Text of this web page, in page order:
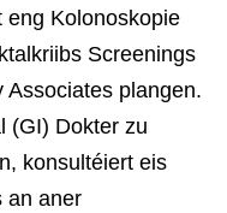
eng Kolonoskopie
Screenings
Associates plangen.
(GI) Dokter zu
konsultéiert eis
an aner